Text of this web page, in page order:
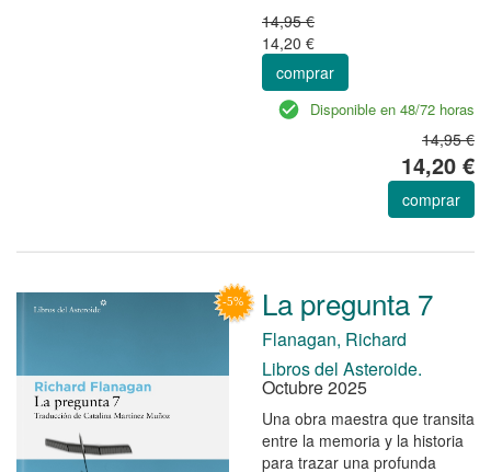
14,95 €
14,20 €
comprar
Disponible en 48/72 horas
14,95 €
14,20 €
comprar
La pregunta 7
Flanagan, Richard
Libros del Asteroide.
Octubre 2025
Una obra maestra que transita
entre la memoria y la historia
para trazar una profunda